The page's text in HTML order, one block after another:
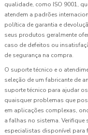
qualidade, como ISO 9001,
atendem a padrões
política de garantia e
seus produtos geralmente
caso de defeitos ou
de segurança na compra.
O suporte técnico e o
seleção de um fabricante de
suporte técnico para ajudar
quaisquer problemas que
em aplicações complexas,
a falhas no sistema.
especialistas disponível para